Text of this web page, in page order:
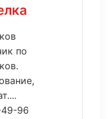
по
96